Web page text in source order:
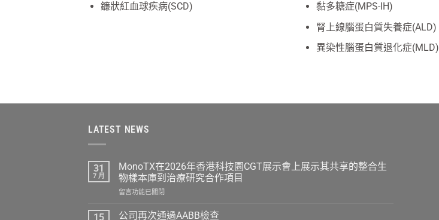
鐮狀紅血球疾病(SCD)
黏多糖症(MPS-IH)
腎上線腦蛋白質失養症(ALD)
異染性腦蛋白質退化症(MLD)
LATEST NEWS
31
7 月
MonoTX在2026年香港科技園CGT展示會上展示其共享的整合生
物樣本庫到治療研究合作項目
在
在
留言功能已關閉
15 公司再次通過AABB檢查